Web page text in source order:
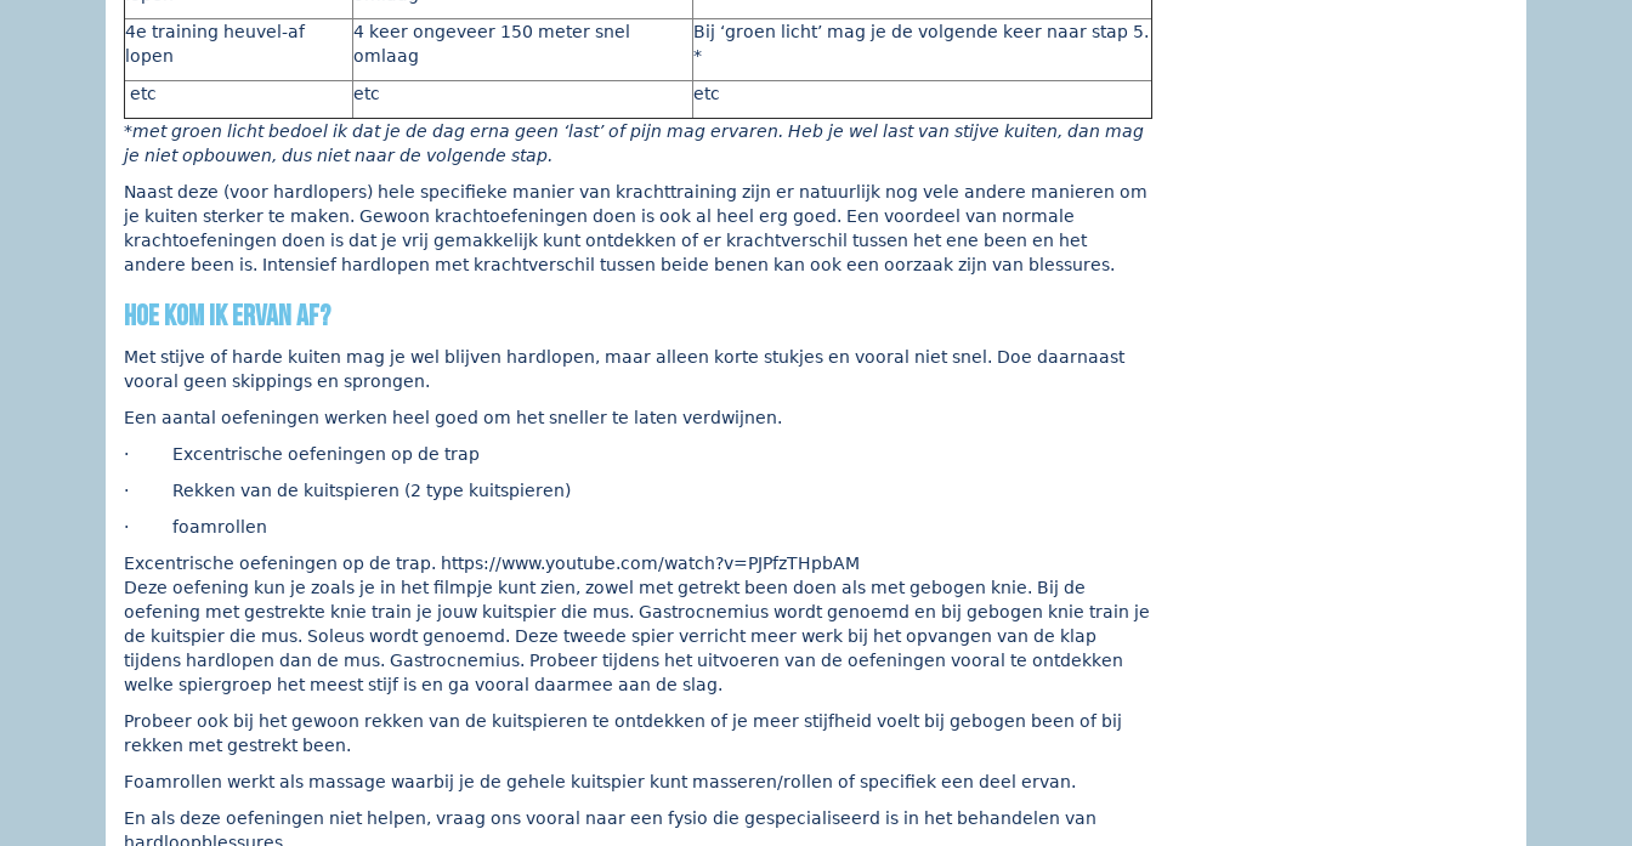
4e training heuvel-af
lopen
4 keer ongeveer 150 meter snel
omlaag
Bij ‘groen licht’ mag je de volgende keer naar stap 5.
*
etc
etc
etc
*met groen licht bedoel ik dat je de dag erna geen ‘last’ of pijn mag ervaren. Heb je wel last van stijve kuiten, dan mag
je niet opbouwen, dus niet naar de volgende stap.
Naast deze (voor hardlopers) hele specifieke manier van krachttraining zijn er natuurlijk nog vele andere manieren om
je kuiten sterker te maken. Gewoon krachtoefeningen doen is ook al heel erg goed. Een voordeel van normale
krachtoefeningen doen is dat je vrij gemakkelijk kunt ontdekken of er krachtverschil tussen het ene been en het
andere been is. Intensief hardlopen met krachtverschil tussen beide benen kan ook een oorzaak zijn van blessures.
Hoe kom ik ervan af?
Met stijve of harde kuiten mag je wel blijven hardlopen, maar alleen korte stukjes en vooral niet snel. Doe daarnaast
vooral geen skippings en sprongen.
Een aantal oefeningen werken heel goed om het sneller te laten verdwijnen.
· Excentrische oefeningen op de trap
· Rekken van de kuitspieren (2 type kuitspieren)
· foamrollen
Excentrische oefeningen op de trap. https://www.youtube.com/watch?v=PJPfzTHpbAM
Deze oefening kun je zoals je in het filmpje kunt zien, zowel met getrekt been doen als met gebogen knie. Bij de
oefening met gestrekte knie train je jouw kuitspier die mus. Gastrocnemius wordt genoemd en bij gebogen knie train je
de kuitspier die mus. Soleus wordt genoemd. Deze tweede spier verricht meer werk bij het opvangen van de klap
tijdens hardlopen dan de mus. Gastrocnemius. Probeer tijdens het uitvoeren van de oefeningen vooral te ontdekken
welke spiergroep het meest stijf is en ga vooral daarmee aan de slag.
Probeer ook bij het gewoon rekken van de kuitspieren te ontdekken of je meer stijfheid voelt bij gebogen been of bij
rekken met gestrekt been.
Foamrollen werkt als massage waarbij je de gehele kuitspier kunt masseren/rollen of specifiek een deel ervan.
En als deze oefeningen niet helpen, vraag ons vooral naar een fysio die gespecialiseerd is in het behandelen van